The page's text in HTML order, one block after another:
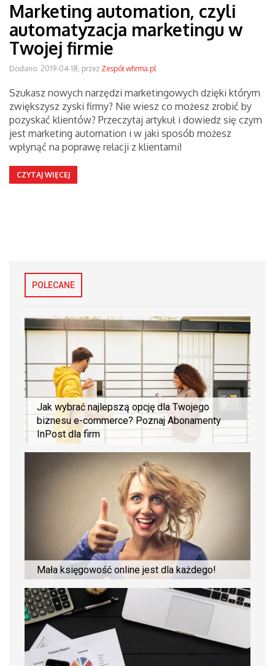
Marketing automation, czyli
automatyzacja marketingu w
Twojej firmie
Dodano: 2019-04-18, przez Zespół wfirma.pl
Szukasz nowych narzędzi marketingowych dzięki którym
zwiększysz zyski firmy? Nie wiesz co możesz zrobić by
pozyskać klientów? Przeczytaj artykuł i dowiedz się czym
jest marketing automation i w jaki sposób możesz
wpłynąć na poprawę relacji z klientami!
CZYTAJ WIĘCEJ
POLECANE
Jak wybrać najlepszą opcję dla Twojego
biznesu e-commerce? Poznaj Abonamenty
InPost dla firm
Mała księgowość online jest dla każdego!